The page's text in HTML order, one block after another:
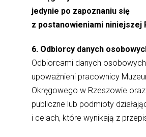
jedynie po zapoznaniu się
z postanowieniami niniejszej
6. Odbiorcy danych
Odbiorcami danych
upoważnieni pracownicy
Okręgowego w Rzeszowie
publiczne lub podmioty
i celach, które wynikają z